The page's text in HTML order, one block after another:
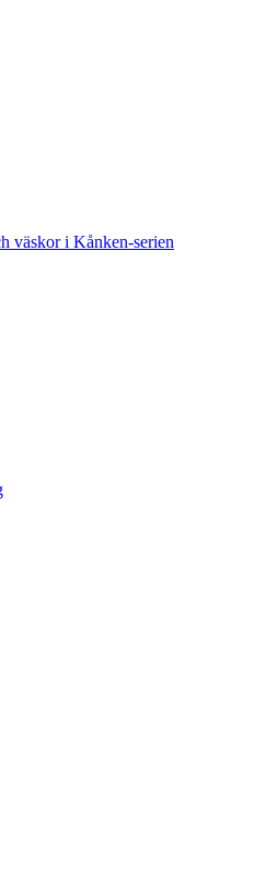
väskor i Kånken-serien